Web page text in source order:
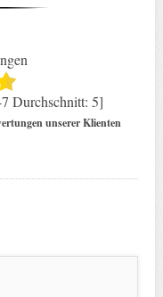
Durchschnitt: 5]
unserer Klienten